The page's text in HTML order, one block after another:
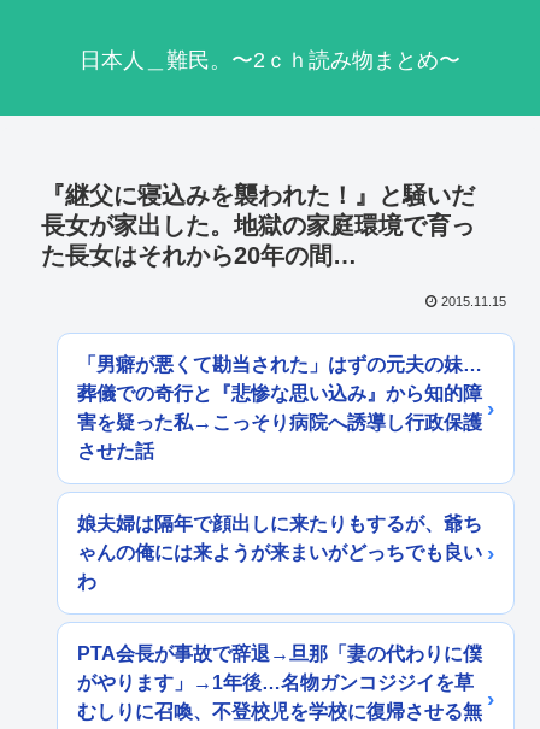
日本人＿難民。〜2ｃｈ読み物まとめ〜
『継父に寝込みを襲われた！』と騒いだ
長女が家出した。地獄の家庭環境で育っ
た長女はそれから20年の間…
2015.11.15
「男癖が悪くて勘当された」はずの元夫の妹…
葬儀での奇行と『悲惨な思い込み』から知的障
害を疑った私→こっそり病院へ誘導し行政保護
させた話
娘夫婦は隔年で顔出しに来たりもするが、爺ち
ゃんの俺には来ようが来まいがどっちでも良い
わ
PTA会長が事故で辞退→旦那「妻の代わりに僕
がやります」→1年後…名物ガンコジジイを草
むしりに召喚、不登校児を学校に復帰させる無